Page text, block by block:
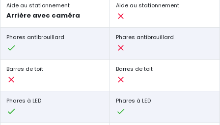
Aide au stationnement
Arrière avec caméra
Aide au stationnement
Phares antibrouillard Phares antibrouillard
Barres de toit Barres de toit
Phares à LED Phares à LED